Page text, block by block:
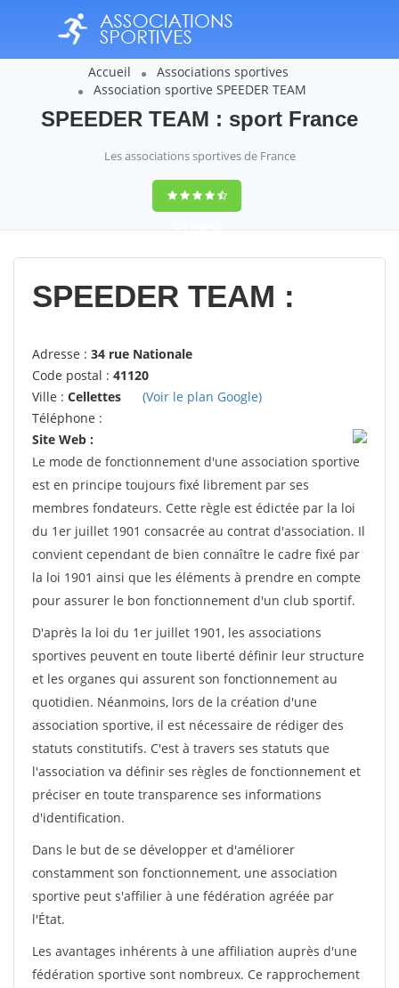
Accueil
Associations sportives
Association sportive SPEEDER TEAM
SPEEDER TEAM : sport France
Les associations sportives de France
9,4(100%)
14358votes
SPEEDER TEAM :
Adresse : 34 rue Nationale
Code postal : 41120
Ville : Cellettes
(Voir le plan Google)
Téléphone :
Site Web :
Le mode de fonctionnement d'une association sportive
est en principe toujours fixé librement par ses
membres fondateurs. Cette règle est édictée par la loi
du 1er juillet 1901 consacrée au contrat d'association. Il
convient cependant de bien connaître le cadre fixé par
la loi 1901 ainsi que les éléments à prendre en compte
pour assurer le bon fonctionnement d'un club sportif.
D'après la loi du 1er juillet 1901, les associations
sportives peuvent en toute liberté définir leur structure
et les organes qui assurent son fonctionnement au
quotidien. Néanmoins, lors de la création d'une
association sportive, il est nécessaire de rédiger des
statuts constitutifs. C'est à travers ses statuts que
l'association va définir ses règles de fonctionnement et
préciser en toute transparence ses informations
d'identification.
Dans le but de se développer et d'améliorer
constamment son fonctionnement, une association
sportive peut s'affilier à une fédération agréée par
l'État.
Les avantages inhérents à une affiliation auprès d'une
fédération sportive sont nombreux. Ce rapprochement